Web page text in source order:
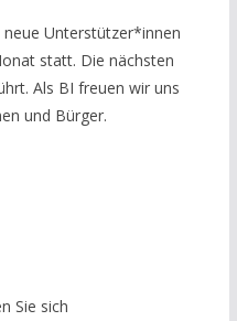
Unterstützer*innen
statt. Die nächsten
Als BI freuen wir uns
und Bürger.
Sie sich